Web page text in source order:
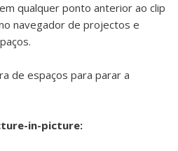
qualquer ponto anterior ao clip
navegador de projectos e
de espaços para parar a
in-picture: